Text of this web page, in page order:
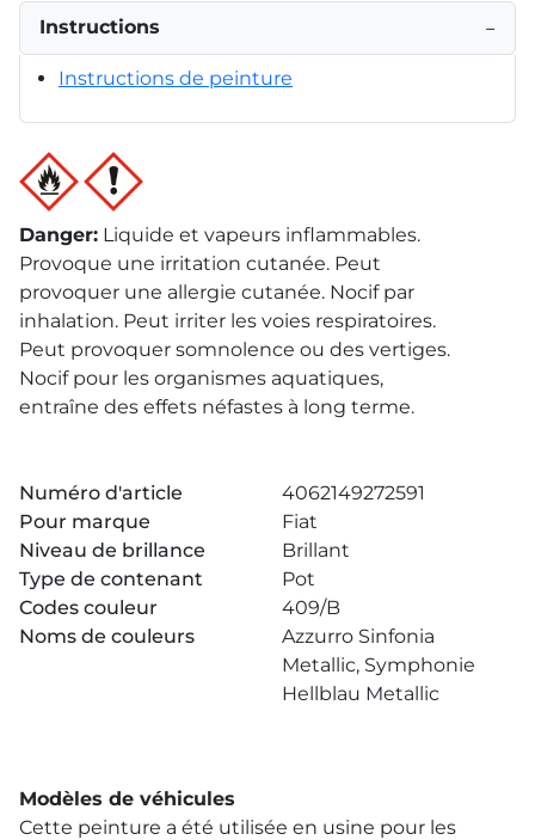
Instructions −
Instructions de peinture
Danger: Liquide et vapeurs inflammables.
Provoque une irritation cutanée. Peut
provoquer une allergie cutanée. Nocif par
inhalation. Peut irriter les voies respiratoires.
Peut provoquer somnolence ou des vertiges.
Nocif pour les organismes aquatiques,
entraîne des effets néfastes à long terme.
Numéro d'article
4062149272591
Pour marque
Fiat
Niveau de brillance
Brillant
Type de contenant
Pot
Codes couleur
409/B
Noms de couleurs
Azzurro Sinfonia
Metallic, Symphonie
Hellblau Metallic
Modèles de véhicules
Cette peinture a été utilisée en usine pour les